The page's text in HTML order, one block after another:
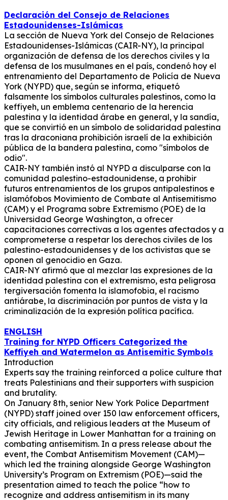
Declaración del Consejo de Relaciones
Estadounidenses-Islámicas
La sección de Nueva York del Consejo de Relaciones
Estadounidenses-Islámicas (CAIR-NY), la principal
organización de defensa de los derechos civiles y la
defensa de los musulmanes en el país, condenó hoy el
entrenamiento del Departamento de Policía de Nueva
York (NYPD) que, según se informa, etiquetó
falsamente los símbolos culturales palestinos, como la
keffiyeh, un emblema centenario de la herencia
palestina y la identidad árabe en general, y la sandía,
que se convirtió en un símbolo de solidaridad palestina
tras la draconiana prohibición israelí de la exhibición
pública de la bandera palestina, como "símbolos de
odio".
CAIR-NY también instó al NYPD a disculparse con la
comunidad palestino-estadounidense, a prohibir
futuros entrenamientos de los grupos antipalestinos e
islamófobos Movimiento de Combate al Antisemitismo
(CAM) y el Programa sobre Extremismo (POE) de la
Universidad George Washington, a ofrecer
capacitaciones correctivas a los agentes afectados y a
comprometerse a respetar los derechos civiles de los
palestino-estadounidenses y de los activistas que se
oponen al genocidio en Gaza.
CAIR-NY afirmó que al mezclar las expresiones de la
identidad palestina con el extremismo, esta peligrosa
tergiversación fomenta la islamofobia, el racismo
antiárabe, la discriminación por puntos de vista y la
criminalización de la expresión política pacífica.
ENGLISH
Training for NYPD Officers Categorized the
Keffiyeh and Watermelon as Antisemitic Symbols
Introduction
Experts say the training reinforced a police culture that
treats Palestinians and their supporters with suspicion
and brutality.
On January 8th, senior New York Police Department
(NYPD) staff joined over 150 law enforcement officers,
city officials, and religious leaders at the Museum of
Jewish Heritage in Lower Manhattan for a training on
combating antisemitism. In a press release about the
event, the Combat Antisemitism Movement (CAM)—
which led the training alongside George Washington
University’s Program on Extremism (POE)—said the
presentation aimed to teach the police “how to
recognize and address antisemitism in its many